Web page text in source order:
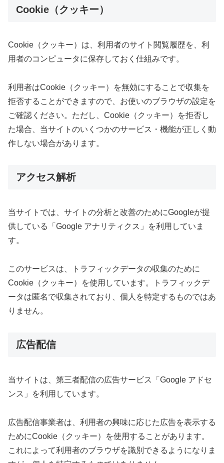
Cookie（クッキー）
Cookie（クッキー）は、利用者のサイト閲覧履歴を、利
用者のコンピュータに保存しておく仕組みです。
利用者はCookie（クッキー）を無効にすることで収集を
拒否することができますので、お使いのブラウザの設定を
ご確認ください。ただし、Cookie（クッキー）を拒否し
た場合、当サイトのいくつかのサービス・機能が正しく動
作しない場合があります。
アクセス解析
当サイトでは、サイトの分析と改善のためにGoogleが提
供している「Google アナリティクス」を利用していま
す。
このサービスは、トラフィックデータの収集のために
Cookie（クッキー）を使用しています。トラフィックデ
ータは匿名で収集されており、個人を特定するものではあ
りません。
広告配信
当サイトは、第三者配信の広告サービス「Google アドセ
ンス」を利用しています。
広告配信事業者は、利用者の興味に応じた広告を表示する
ためにCookie（クッキー）を使用することがあります。
これによって利用者のブラウザを識別できるようになりま